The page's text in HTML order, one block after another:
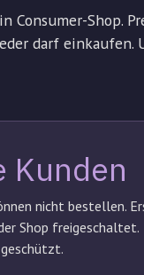
Consumer-Shop.
darf einkaufen.
Kunden
nicht bestellen.
Shop freigeschaltet.